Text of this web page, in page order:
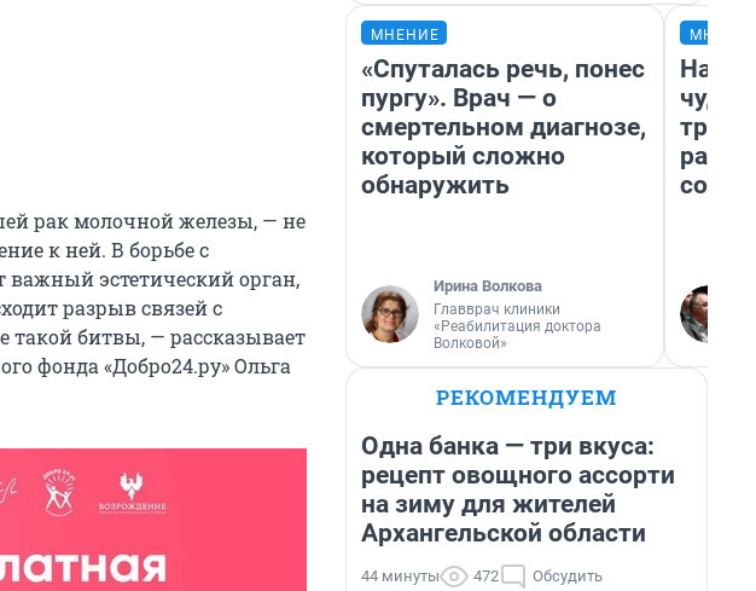
рак молочной железы, — не
к ней. В борьбе с
важный эстетический орган,
разрыв связей с
такой битвы, — рассказывает
фонда «Добро24.ру» Ольга
МНЕНИЕ
«Спуталась речь, понес
пургу». Врач — о
смертельном диагнозе,
который сложно
обнаружить
Ирина Волкова
Главврач клиники
«Реабилитация доктора
Волковой»
РЕКОМЕНДУЕМ
Одна банка — три вкуса:
рецепт овощного ассорти
на зиму для жителей
Архангельской области
44 минуты 472 Обсудить